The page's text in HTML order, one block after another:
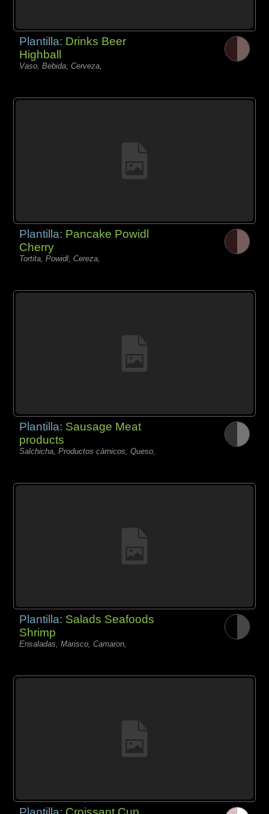
Plantilla: Drinks Beer
Highball
Vaso, Bebida, Cerveza,
Plantilla: Pancake Powidl
Cherry
Tortita, Powidl, Cereza,
Plantilla: Sausage Meat
products
Salchicha, Productos càrnicos, Queso,
Plantilla: Salads Seafoods
Shrimp
Ensaladas, Marisco, Camaron,